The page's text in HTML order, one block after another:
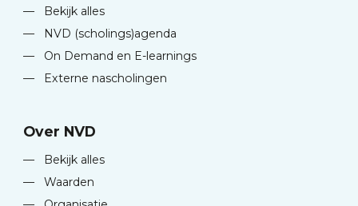
—
Bekijk alles
—
NVD (scholings)agenda
—
On Demand en E-learnings
—
Externe nascholingen
Over NVD
—
Bekijk alles
—
Waarden